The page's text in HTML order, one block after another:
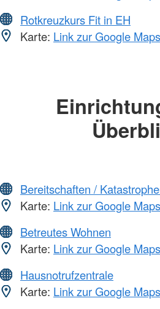
Rotkreuzkurs Fit in EH
Karte: Link zur Google
Bereitschaften /
Karte: Link zur Google
Betreutes Wohnen
Karte: Link zur Google
Hausnotrufzentrale
Karte: Link zur Google